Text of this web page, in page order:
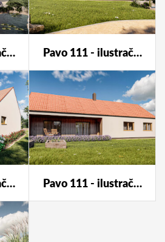
Pavo 111 - ilustrační foto Pavo 111 - ilustrační foto
Pavo 111 - ilustrační foto Pavo 111 - ilustrační foto